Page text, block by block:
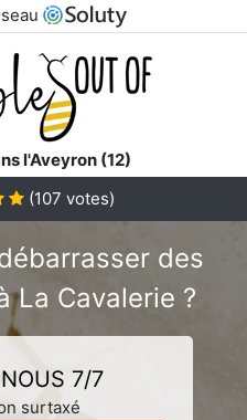
l'Aveyron (12)
(107 votes)
des
La Cavalerie ?
7/7
surtaxé